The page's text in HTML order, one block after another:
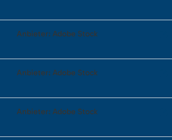
Anbieter: Adobe Stock
Anbieter: Adobe Stock
Anbieter: Adobe Stock